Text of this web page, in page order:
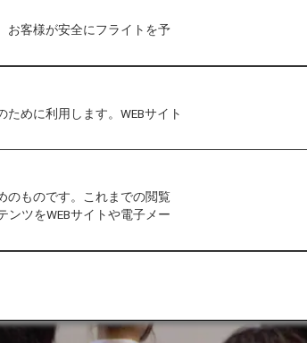
お客様が安全にフライトを予
めに利用します。WEBサイト
のものです。これまでの閲覧
ツをWEBサイトや電子メー